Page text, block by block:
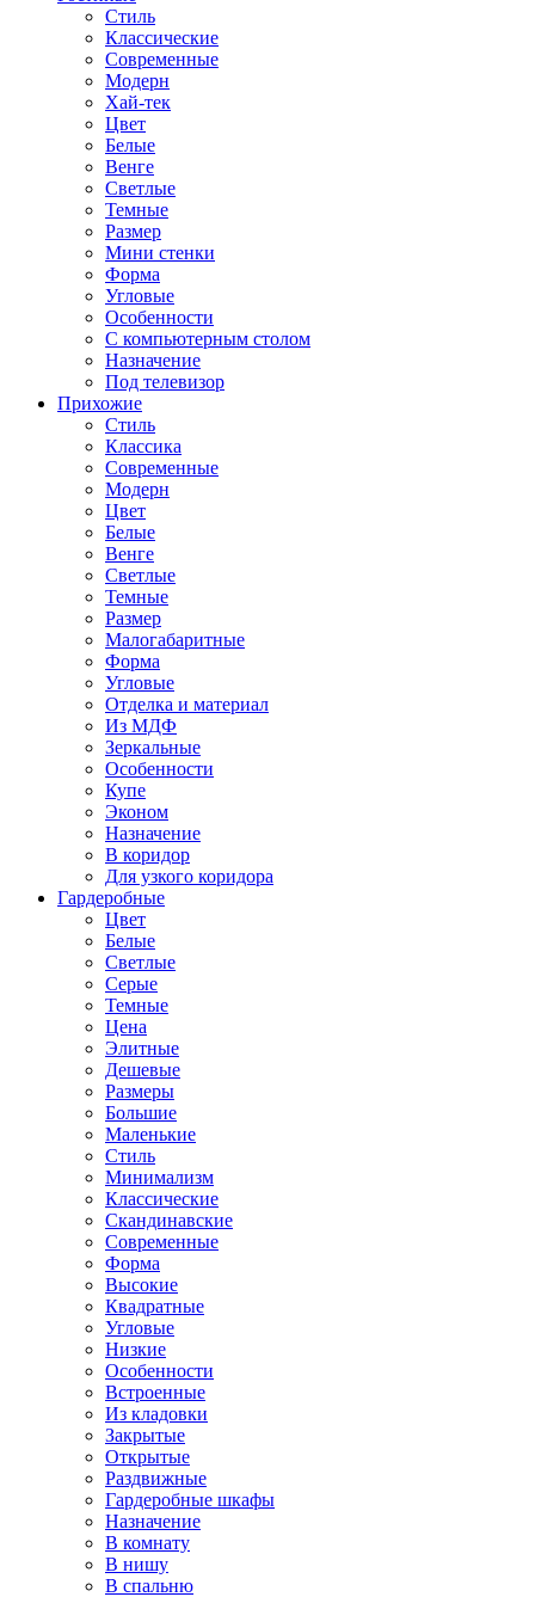
Стиль
Классические
Современные
Модерн
Хай-тек
Цвет
Белые
Венге
Светлые
Темные
Размер
Мини стенки
Форма
Угловые
Особенности
С компьютерным столом
Назначение
Под телевизор
Прихожие
Стиль
Классика
Современные
Модерн
Цвет
Белые
Венге
Светлые
Темные
Размер
Малогабаритные
Форма
Угловые
Отделка и материал
Из МДФ
Зеркальные
Особенности
Купе
Эконом
Назначение
В коридор
Для узкого коридора
Гардеробные
Цвет
Белые
Светлые
Серые
Темные
Цена
Элитные
Дешевые
Размеры
Большие
Маленькие
Стиль
Минимализм
Классические
Скандинавские
Современные
Форма
Высокие
Квадратные
Угловые
Низкие
Особенности
Встроенные
Из кладовки
Закрытые
Открытые
Раздвижные
Гардеробные шкафы
Назначение
В комнату
В нишу
В спальню